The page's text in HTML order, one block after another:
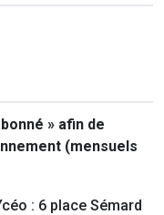
» afin de
(mensuels
: 6 place Sémard